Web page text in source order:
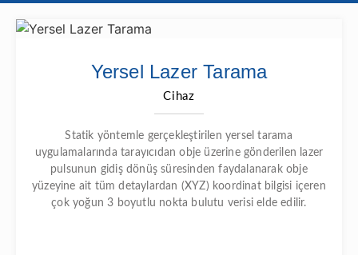
Yersel Lazer Tarama
Cihaz
Statik yöntemle gerçekleştirilen yersel tarama
uygulamalarında tarayıcıdan obje üzerine gönderilen lazer
pulsunun gidiş dönüş süresinden faydalanarak obje
yüzeyine ait tüm detaylardan (XYZ) koordinat bilgisi içeren
çok yoğun 3 boyutlu nokta bulutu verisi elde edilir.